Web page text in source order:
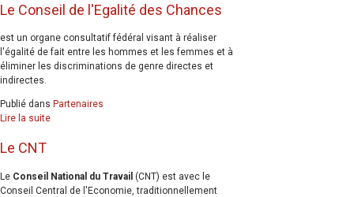
Le Conseil de l'Egalité des Chances
est un organe consultatif fédéral visant à réaliser
l'égalité de fait entre les hommes et les femmes et à
éliminer les discriminations de genre directes et
indirectes.
Publié dans Partenaires
Lire la suite
Le CNT
Le Conseil National du Travail (CNT) est avec le
Conseil Central de l'Economie, traditionnellement